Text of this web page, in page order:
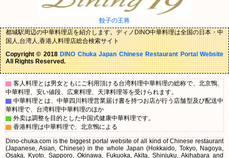
餃子の王将
都城駅周辺の中華料理店を紹介します。ディノDINO中華料理は全国の日本・中
国人,台湾人,香港人料理店総合検索サイト
Copyright © 2018DINO Chuka Japan Chinese Restaurant Portal Website
All Rights Reserved.
▇ 客人料理とは男女ともにご利用頂ける台湾料理中華料理の総称で、北京鴨、
中華料理、安い値段、広東料理、天津料理等を受けられます。
▇ 中華料理とは、中華四川料理営業届け書を持つお店が行う店舗型及び配送中
華料理で、台湾料理中華料理のほか
▇ 外卖は調整を目的とした中国式健康中華料理です。
▇ 香港料理は中華料理で、北京鴨による
Dino-chuka.com is the biggest portal website of all kind of Chinese restaurant
(Japanese, Asian, Chinese) in the whole Japan (Hokkaido, Tokyo, Nagoya,
Osaka, Kyoto, Sapporo, Okinawa, Fukuoka, Akita, Shinjuku, Akihabara and